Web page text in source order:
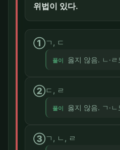
위법이 있다.
①ㄱ, ㄷ
풀이 옳지 않음. ㄴ·
②ㄷ, ㄹ
풀이 옳지 않음. ㄱ·
③ㄱ, ㄴ, ㄹ